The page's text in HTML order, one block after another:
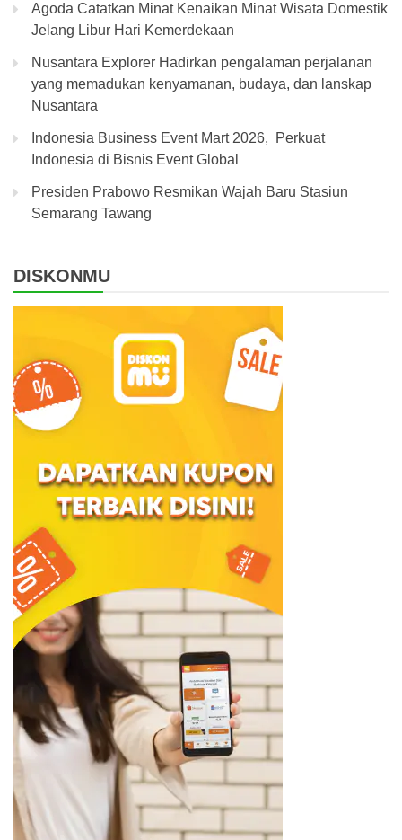
Agoda Catatkan Minat Kenaikan Minat Wisata Domestik
Jelang Libur Hari Kemerdekaan
Nusantara Explorer Hadirkan pengalaman perjalanan
yang memadukan kenyamanan, budaya, dan lanskap
Nusantara
Indonesia Business Event Mart 2026, Perkuat
Indonesia di Bisnis Event Global
Presiden Prabowo Resmikan Wajah Baru Stasiun
Semarang Tawang
DISKONMU